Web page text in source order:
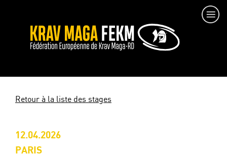
Retour à la liste des stages
12.04.2026
PARIS